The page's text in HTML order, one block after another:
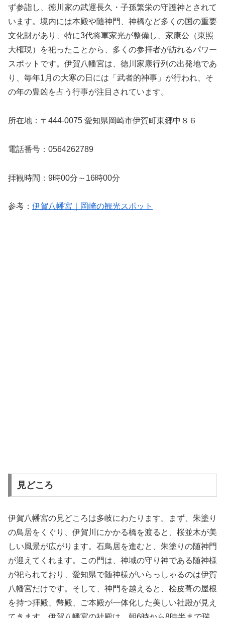
ず参詣し、徳川家の武運長久・子孫繁栄の守護神とされて
います。境内には本殿や隨神門、神橋など多くの国の重要
文化財があり、特に3代将軍家光が整備し、家康公（東照
大権現）を祀ったことから、多くの参拝者が訪れるパワー
スポットです。伊賀八幡宮は、徳川家康行列の出発地であ
り、毎年1月の大寒の日には「武者的神事」が行われ、そ
の年の豊凶を占う行事が注目されています。
所在地：〒444-0075 愛知県岡崎市伊賀町東郷中８６
電話番号：0564262789
拝観時間：9時00分～16時00分
参考： 伊賀八幡宮｜岡崎の観光スポット
見どころ
伊賀八幡宮の見どころは多岐にわたります。まず、朱塗り
の鳥居をくぐり、伊賀川にかかる橋を渡ると、桜並木が美
しい風景が広がります。石鳥居を進むと、朱塗りの随神門
が迎えてくれます。この門は、神域の守り神である随神様
が祀られており、愛知県で随神様がいらっしゃるのは伊賀
八幡宮だけです。そして、神門を越えると、桧皮葺の屋根
を持つ拝殿、幣殿、ご本殿が一体化した美しい社殿が見え